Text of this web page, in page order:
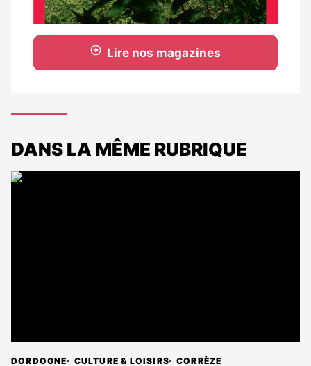
Lire nos magazines
DANS LA MÊME RUBRIQUE
DORDOGNE CULTURE & LOISIRS CORRÈZE